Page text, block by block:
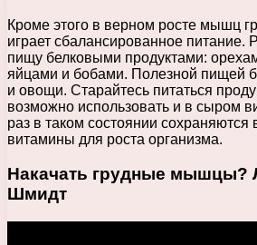
Кроме этого в верном росте мышц
играет сбалансированное питание.
пищу белковыми продуктами:
яйцами и бобами. Полезной пищей
и овощи. Старайтесь питаться
возможно использовать и в сыром
раз в таком состоянии
витамины для роста организма.
Накачать грудные мышцы?
Шмидт